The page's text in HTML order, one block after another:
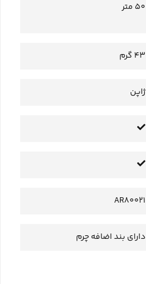
50 متر
43 گرم
ژاپن
AR80021
دارای بند اضافه چرم